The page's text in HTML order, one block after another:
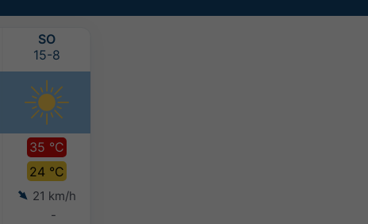
SO
15-8
35 °C
24 °C
21 km/h
-